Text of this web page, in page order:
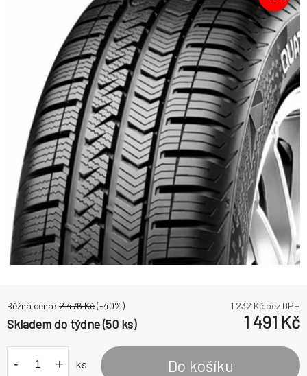
Běžná cena: 2 476Kč(-40%) 1 232 Kč bez DPH
Skladem do týdne (50 ks) 1 491 Kč
- + ks Do košíku